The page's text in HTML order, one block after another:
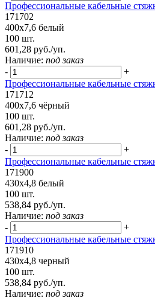
Профессиональные кабельные
171702
400х7,6 белый
100 шт.
601,28 руб./уп.
Наличие: под заказ
-
+
Профессиональные кабельные
171712
400х7,6 чёрный
100 шт.
601,28 руб./уп.
Наличие: под заказ
-
+
Профессиональные кабельные
171900
430х4,8 белый
100 шт.
538,84 руб./уп.
Наличие: под заказ
-
+
Профессиональные кабельные
171910
430х4,8 черный
100 шт.
538,84 руб./уп.
Наличие: под заказ